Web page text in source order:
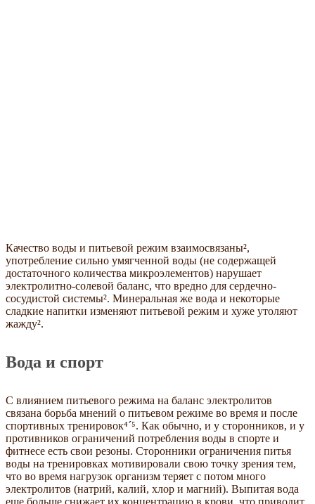
Качество воды и питьевой режим взаимосвязаны²,
употребление сильно умягченной воды (не содержащей
достаточного количества микроэлементов) нарушает
электролитно-солевой баланс, что вредно для сердечно-
сосудистой системы². Минеральная же вода и некоторые
сладкие напитки изменяют питьевой режим и хуже утоляют
жажду².
Вода и спорт
С влиянием питьевого режима на баланс электролитов
связана борьба мнений о питьевом режиме во время и после
спортивных тренировок⁴´⁵. Как обычно, и у сторонников, и у
противников ограничений потребления воды в спорте и
фитнесе есть свои резоны. Сторонники ограничения питья
воды на тренировках мотивировали свою точку зрения тем,
что во время нагрузок организм теряет с потом много
электролитов (натрий, калий, хлор и магний). Выпитая вода
еще больше снижает их концентрацию в крови, что приводит